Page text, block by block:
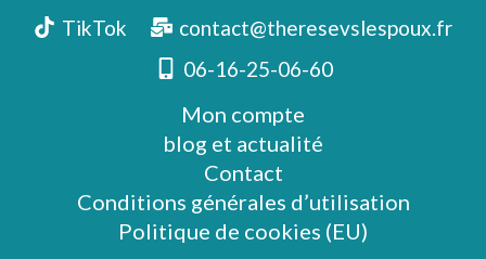
TikTok
contact@theresevslespoux.fr
06-16-25-06-60
Mon compte
blog et actualité
Contact
Conditions générales d’utilisation
Politique de cookies (EU)